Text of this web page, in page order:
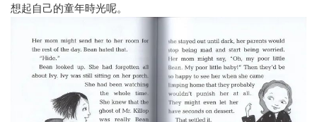
想起自己的童年時光呢。